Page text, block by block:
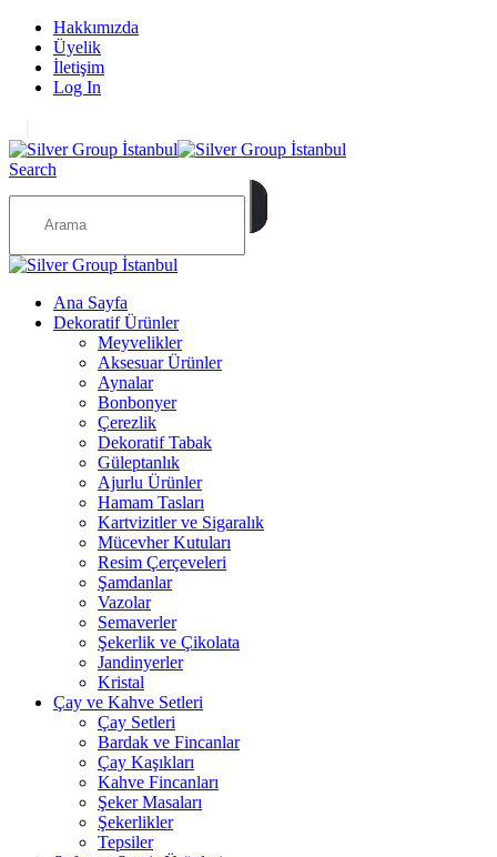
Hakkımızda
Üyelik
İletişim
Log In
Search
Ana Sayfa
Dekoratif Ürünler
Meyvelikler
Aksesuar Ürünler
Aynalar
Bonbonyer
Çerezlik
Dekoratif Tabak
Güleptanlık
Ajurlu Ürünler
Hamam Tasları
Kartvizitler ve Sigaralık
Mücevher Kutuları
Resim Çerçeveleri
Şamdanlar
Vazolar
Semaverler
Şekerlik ve Çikolata
Jandinyerler
Kristal
Çay ve Kahve Setleri
Çay Setleri
Bardak ve Fincanlar
Çay Kaşıkları
Kahve Fincanları
Şeker Masaları
Şekerlikler
Tepsiler